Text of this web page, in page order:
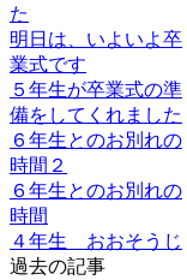
た
明日は、いよいよ卒
業式です
５年生が卒業式の準
備をしてくれました
６年生とのお別れの
時間２
６年生とのお別れの
時間
４年生 おおそうじ
過去の記事